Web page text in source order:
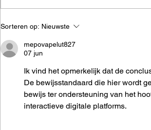
5 tips om je keuken
ruimtelijker in te richten
Sorteren op: Nieuwste
mepovapelut827
07 jun
Ik vind het opmerkelijk dat de
De bewijsstandaard die hier wordt
bewijs ter ondersteuning van het
interactieve digitale platforms.